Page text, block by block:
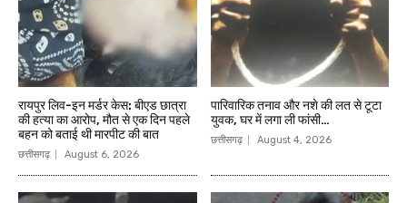
रायपुर लिव-इन मर्डर केस: बीएड छात्रा
की हत्या का आरोप, मौत से एक दिन पहले
बहन को बताई थी मारपीट की बात
छत्तीसगढ़ August 6, 2026
पारिवारिक तनाव और नशे की लत से टूटा
युवक, घर में लगा ली फांसी…
छत्तीसगढ़ August 4, 2026